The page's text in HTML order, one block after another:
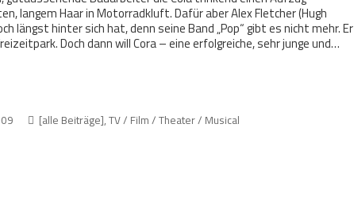
langem Haar in Motorradkluft. Dafür aber Alex Fletcher (Hugh
längst hinter sich hat, denn seine Band „Pop“ gibt es nicht mehr. Er
Doch dann will Cora – eine erfolgreiche, sehr junge und…
[alle Beiträge], TV / Film / Theater / Musical